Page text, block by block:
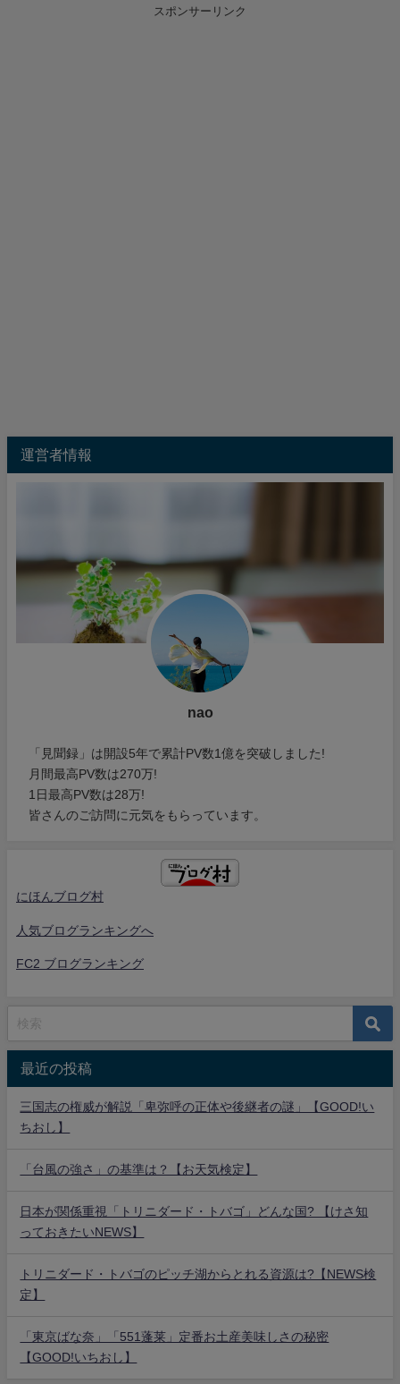
スポンサーリンク
運営者情報
nao
「見聞録」は開設5年で累計PV数1億を突破しました!
月間最高PV数は270万!
1日最高PV数は28万!
皆さんのご訪問に元気をもらっています。
にほんブログ村
人気ブログランキングへ
FC2 ブログランキング
最近の投稿
三国志の権威が解説「卑弥呼の正体や後継者の謎」【GOOD!い
ちおし】
「台風の強さ」の基準は？【お天気検定】
日本が関係重視「トリニダード・トバゴ」どんな国? 【けさ知
っておきたいNEWS】
トリニダード・トバゴのピッチ湖からとれる資源は?【NEWS検
定】
「東京ばな奈」「551蓬莱」定番お土産美味しさの秘密
【GOOD!いちおし】